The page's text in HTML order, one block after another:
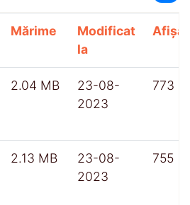
Mărime
Modificat
la
2.04 MB
23-08-
2023
773
2.13 MB
23-08-
2023
755